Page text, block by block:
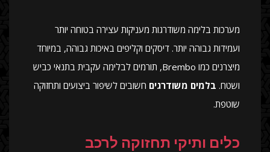
מערכות בלימה משודרגות מעניקות עצירה בטוחה יותר
ועמידות גבוהה יותר. דיסקים וקליפים באיכות גבוהה, במיוחד
מיצרנים כמו Brembo, תורמים לבלימה עקבית בתנאי כביש
ושטח. בלמים משודרגים חשובים לשיפור ביצועים ותחזוקה
שוטפת.
כלים ותיקי תחזוקה לרכב